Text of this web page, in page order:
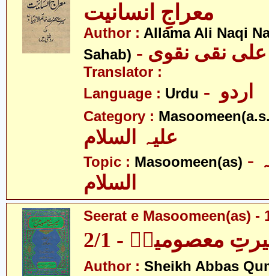
معراجِ انسانیت
Author : Allama Ali Naqi
Sahab)
علی نقی نقوی
Translator :
Language : Urdu
Category :
Topic : Masoomeen(as) - معصومین علیہ
السلام
Seerat e Masoomeen(as) -
معصومینؑ - 2/1
Author : Sheikh Abbas